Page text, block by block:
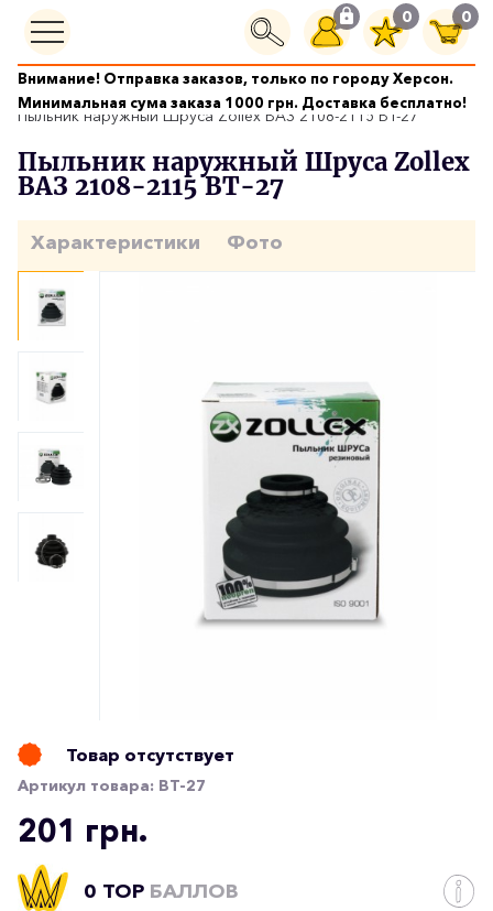
0 0
Внимание! Отправка заказов, только по городу Херсон.
Минимальная сума заказа 1000 грн. Доставка бесплатно!
Ходовая часть
Пыльник наружный Шруса Zollex ВАЗ 2108-2115 ВТ-27
Пыльник наружный Шруса Zollex
ВАЗ 2108-2115 ВТ-27
Характеристики Фото
Товар отсутствует
Артикул товара: ВТ-27
201 грн.
0 TOP БАЛЛОВ